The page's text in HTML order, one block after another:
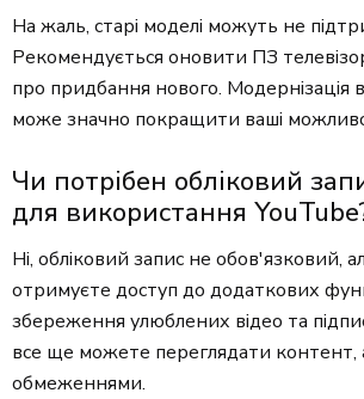
На жаль, старі моделі можуть не
Рекомендується оновити ПЗ
про придбання нового. Модернізація
може значно покращити ваші
Чи потрібен обліковий
для використання
Ні, обліковий запис не обов'язковий,
отримуєте доступ до додаткових
збереження улюблених відео та
все ще можете переглядати контент,
обмеженнями.